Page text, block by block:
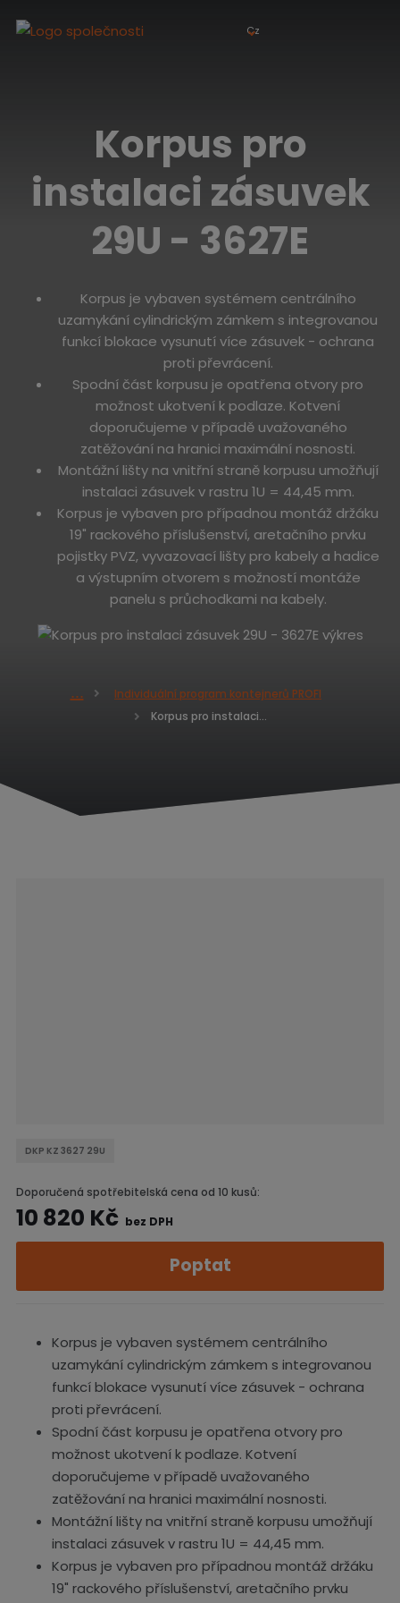
Cz
Korpus pro
instalaci zásuvek
29U - 3627E
Korpus je vybaven systémem centrálního
uzamykání cylindrickým zámkem s integrovanou
funkcí blokace vysunutí více zásuvek - ochrana
proti převrácení.
Spodní část korpusu je opatřena otvory pro
možnost ukotvení k podlaze. Kotvení
doporučujeme v případě uvažovaného
zatěžování na hranici maximální nosnosti.
Montážní lišty na vnitřní straně korpusu umožňují
instalaci zásuvek v rastru 1U = 44,45 mm.
Korpus je vybaven pro případnou montáž držáku
19" rackového příslušenství, aretačního prvku
pojistky PVZ, vyvazovací lišty pro kabely a hadice
a výstupním otvorem s možností montáže
panelu s průchodkami na kabely.
s
Individuální program kontejnerů PROFI
Korpus pro instalaci zásuvek 29U - 3627E
DKP KZ 3627 29U
Doporučená spotřebitelská cena od 10 kusů:
10 820 Kč bez DPH
Poptat
Korpus je vybaven systémem centrálního
uzamykání cylindrickým zámkem s integrovanou
funkcí blokace vysunutí více zásuvek - ochrana
proti převrácení.
Spodní část korpusu je opatřena otvory pro
možnost ukotvení k podlaze. Kotvení
doporučujeme v případě uvažovaného
zatěžování na hranici maximální nosnosti.
Montážní lišty na vnitřní straně korpusu umožňují
instalaci zásuvek v rastru 1U = 44,45 mm.
Korpus je vybaven pro případnou montáž držáku
19" rackového příslušenství, aretačního prvku